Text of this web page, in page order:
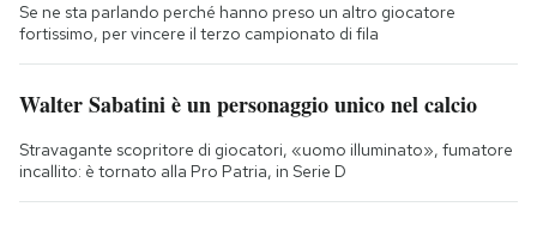
Se ne sta parlando perché hanno preso un altro giocatore
fortissimo, per vincere il terzo campionato di fila
Walter Sabatini è un personaggio unico nel calcio
Stravagante scopritore di giocatori, «uomo illuminato», fumatore
incallito: è tornato alla Pro Patria, in Serie D